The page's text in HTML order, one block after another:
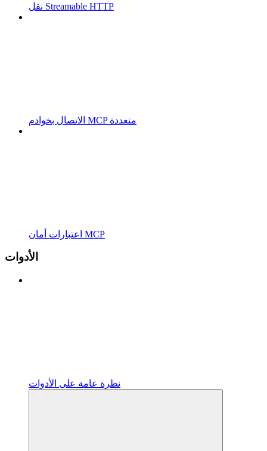
نقل Streamable HTTP
الاتصال بخوادم MCP متعددة
اعتبارات أمان MCP
الأدوات
نظرة عامة على الأدوات